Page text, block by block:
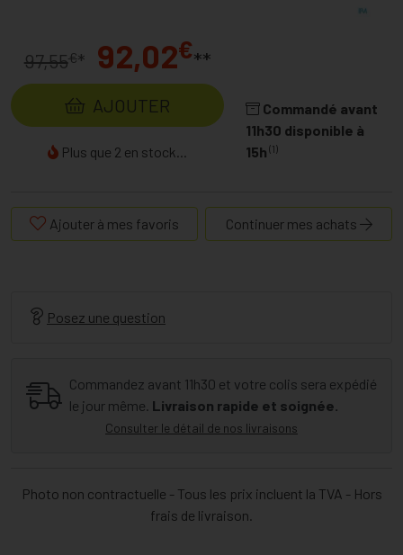
97,55€* 92,02€**
AJOUTER
Plus que 2 en stock...
Commandé avant
11h30 disponible à
15h (1)
Ajouter à mes favoris Continuer mes achats
Posez une question
Commandez avant 11h30 et votre colis sera expédié
le jour même. Livraison rapide et soignée.
Consulter le détail de nos livraisons
Photo non contractuelle - Tous les prix incluent la TVA - Hors
frais de livraison.